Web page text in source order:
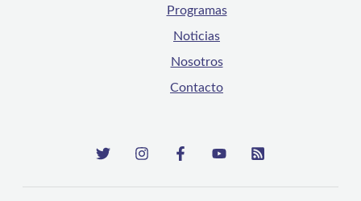
Programas
Noticias
Nosotros
Contacto